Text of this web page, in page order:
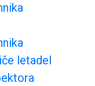
letadel